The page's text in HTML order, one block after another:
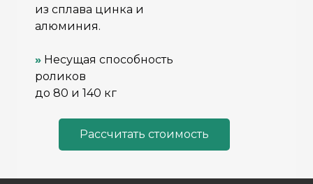
Раcсчитать стоимость
из сплава цинка и
алюминия.
» Несущая способность
роликов
до 80 и 140 кг